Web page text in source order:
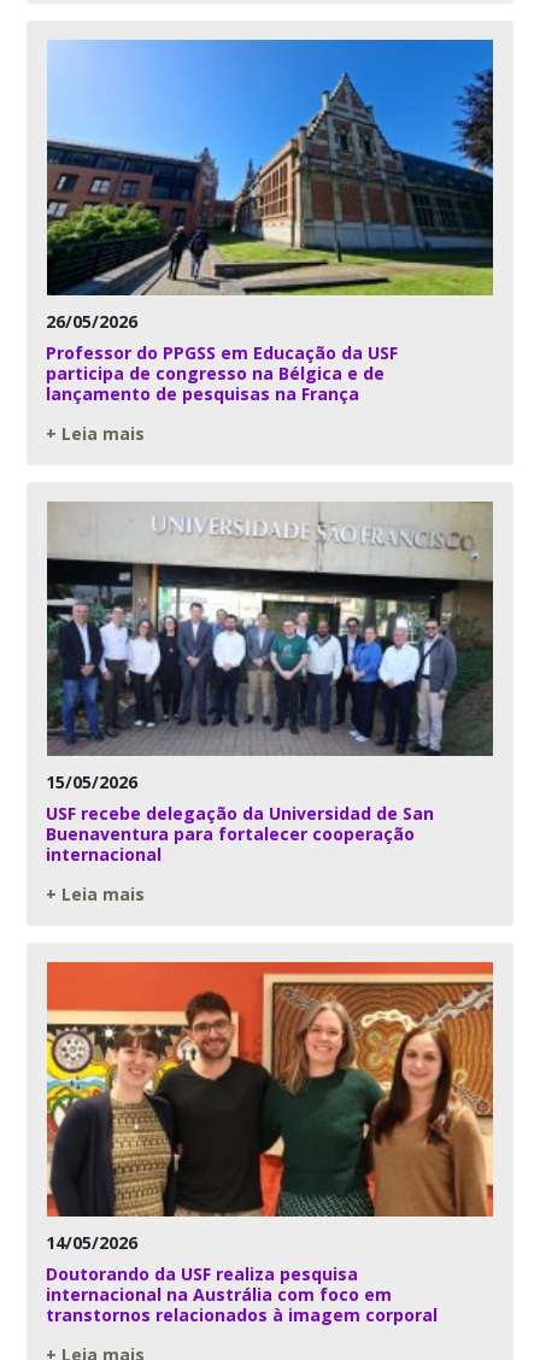
26/05/2026
Professor do PPGSS em Educação da USF
participa de congresso na Bélgica e de
lançamento de pesquisas na França
+ Leia mais
15/05/2026
USF recebe delegação da Universidad de San
Buenaventura para fortalecer cooperação
internacional
+ Leia mais
14/05/2026
Doutorando da USF realiza pesquisa
internacional na Austrália com foco em
transtornos relacionados à imagem corporal
+ Leia mais